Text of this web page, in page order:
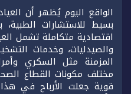
الواقع اليوم يُظهر أن
بسيط للاستشارات
اقتصادية متكاملة تشمل
والصيدليات، وخدمات
المزمنة مثل السكري
مختلف مكونات القطاع
قوية جعلت الأرباح في